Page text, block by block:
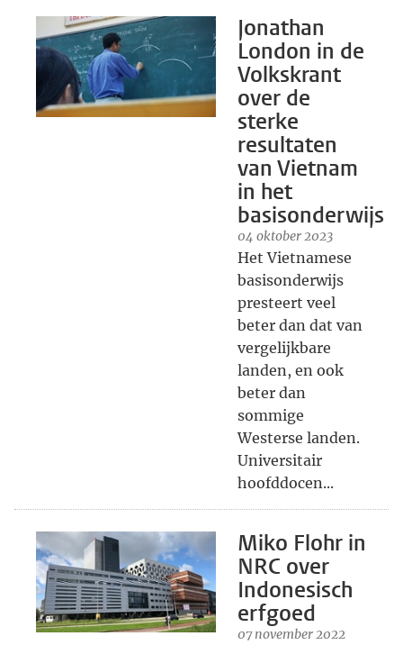
Jonathan
London in de
Volkskrant
over de
sterke
resultaten
van Vietnam
in het
basisonderwijs
04 oktober 2023
Het Vietnamese
basisonderwijs
presteert veel
beter dan dat van
vergelijkbare
landen, en ook
beter dan
sommige
Westerse landen.
Universitair
hoofddocen...
Miko Flohr in
NRC over
Indonesisch
erfgoed
07 november 2022